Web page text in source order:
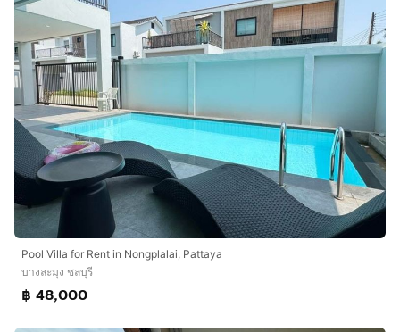
Pool Villa for Rent in Nongplalai, Pattaya
บางละมุง ชลบุรี
฿ 48,000